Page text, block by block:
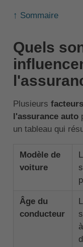
↑ Sommaire
Quels
Plusieurs
l'assurance auto
un tableau qui
Modèle de
voiture
Âge du
conducteur